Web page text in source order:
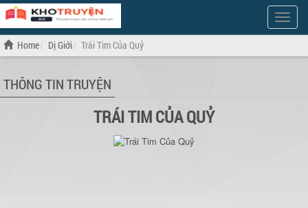
Show
Menu
Home Dị Giới Trái Tim Của Quỷ
THÔNG TIN TRUYỆN
TRÁI TIM CỦA QUỶ